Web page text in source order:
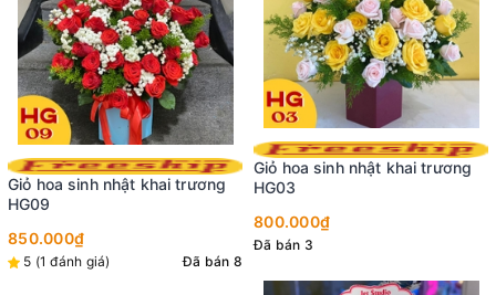
Giỏ hoa sinh nhật khai trương
HG03
Đã bán 3